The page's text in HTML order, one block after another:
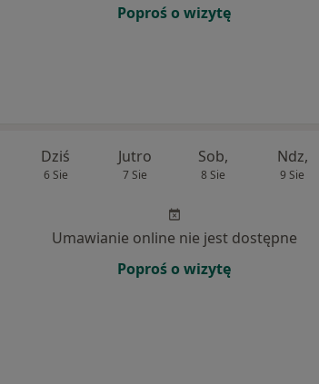
Poproś o wizytę
Dziś
6 Sie
Jutro
7 Sie
Sob,
8 Sie
Ndz,
9 Sie
Umawianie online nie jest dostępne
Poproś o wizytę